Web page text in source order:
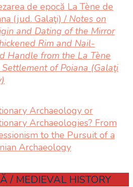
de epocă La Tène de
(jud. Galaţi) / Notes on
and Dating of the Mirror
Rim and Nail-
Handle from the La Tène
Settlement of Poiana (Galaţi
Archaeology or
Archaeologies? From
to the Pursuit of a
Archaeology
/ MEDIEVAL HISTORY